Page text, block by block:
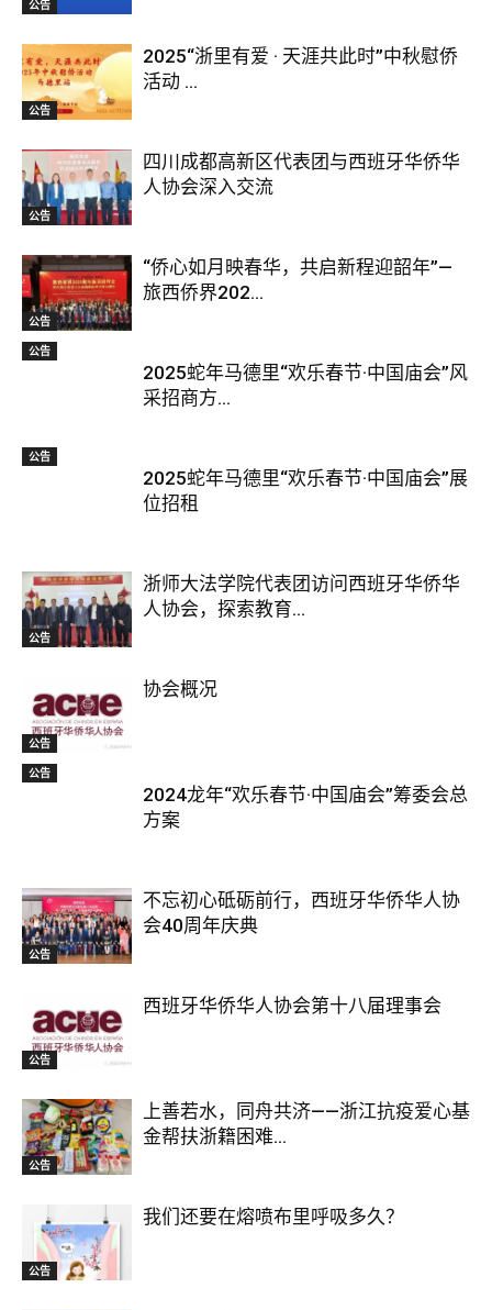
公告
公告
2025“浙里有爱 · 天涯共此时”中秋慰侨
活动 ...
公告
四川成都高新区代表团与西班牙华侨华
人协会深入交流
公告
“侨心如月映春华，共启新程迎韶年”—
旅西侨界202...
公告
2025蛇年马德里“欢乐春节·中国庙会”风
采招商方...
公告
2025蛇年马德里“欢乐春节·中国庙会”展
位招租
公告
浙师大法学院代表团访问西班牙华侨华
人协会，探索教育...
公告
协会概况
公告
2024龙年“欢乐春节·中国庙会”筹委会总
方案
公告
不忘初心砥砺前行，西班牙华侨华人协
会40周年庆典
公告
西班牙华侨华人协会第十八届理事会
公告
上善若水，同舟共济——浙江抗疫爱心基
金帮扶浙籍困难...
公告
我们还要在熔喷布里呼吸多久？